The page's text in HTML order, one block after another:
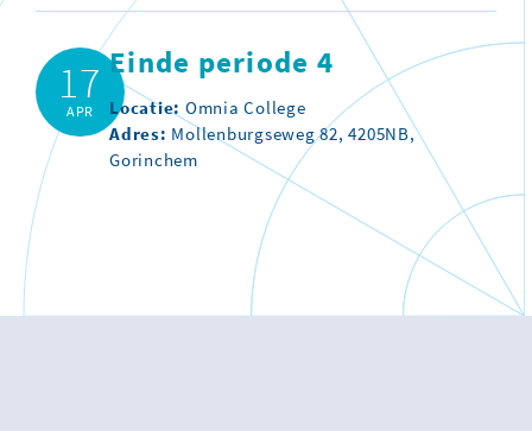
17
APR
Einde periode 4
Locatie: Omnia College
Adres: Mollenburgseweg 82, 4205NB,
Gorinchem